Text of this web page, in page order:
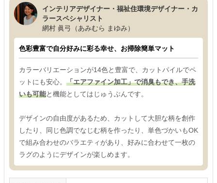
インテリアデザイナー・福祉住環境デザイナー・カ
ラースペシャリスト
網村 眞弓（あみむら まゆみ）
色彩豊富で自分好みに彩る幸せ、お掃除簡単マット
カラーバリエーションが14色と豊富で、カットパイルでペ
ットにも安心。 「エアファイン加工」で消臭もでき、手洗
いも可能と機能としてはじゅうぶんです。
デザインの自由度があるため、カットして大胆な柄を創作
したり、同じ色調でなじむ柄を作ったり、単色づかいもOK
で組み合わせのバラエティがあり、好みに合わせて一枚の
ラグのようにデザインが楽しめます。